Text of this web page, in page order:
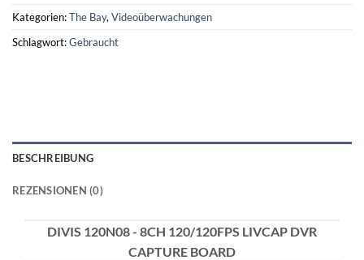
Kategorien:The Bay, Videoüberwachungen
Schlagwort:Gebraucht
BESCHREIBUNG
REZENSIONEN (0)
DIVIS 120N08 - 8CH 120/120FPS LIVCAP DVR
CAPTURE BOARD